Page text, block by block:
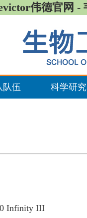
伟德官网 -
队伍 科学研究
Infinity III